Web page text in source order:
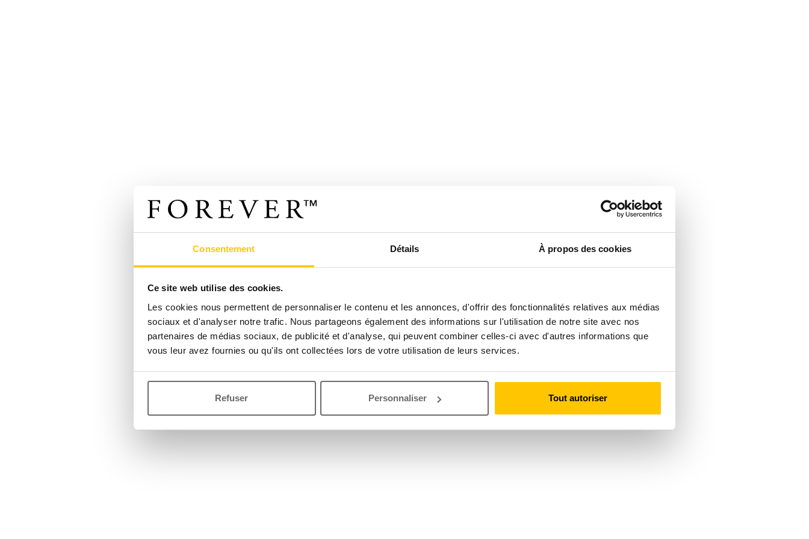
Consentement Détails À propos des cookies
Ce site web utilise des cookies.
Les cookies nous permettent de personnaliser le contenu et les annonces, d'offrir des fonctionnalités relatives aux médias
sociaux et d'analyser notre trafic. Nous partageons également des informations sur l'utilisation de notre site avec nos
partenaires de médias sociaux, de publicité et d'analyse, qui peuvent combiner celles-ci avec d'autres informations que
vous leur avez fournies ou qu'ils ont collectées lors de votre utilisation de leurs services.
Refuser Personnaliser Tout autoriser